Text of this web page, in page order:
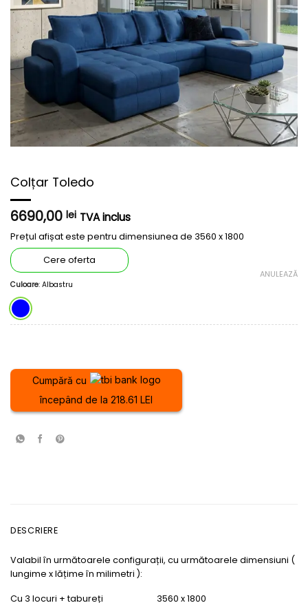
Colțar Toledo
6690,00 lei TVA inclus
Prețul afișateste pentru dimensiunea de 3560 x 1800
Cere oferta
Culoare: Albastru
ANULEAZĂ
Cumpără cu
începând de la 218.61 LEI
DESCRIERE
Valabil în următoarele configurații, cu următoarele dimensiuni (
lungime x lățime în milimetri ):
Cu 3 locuri + tabureți 3560 x 1800